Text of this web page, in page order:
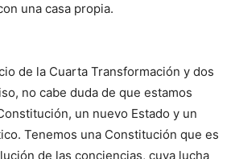
una casa propia.
de la Cuarta Transformación y dos
no cabe duda de que estamos
un nuevo Estado y un
Tenemos una Constitución que es
de las conciencias, cuya lucha